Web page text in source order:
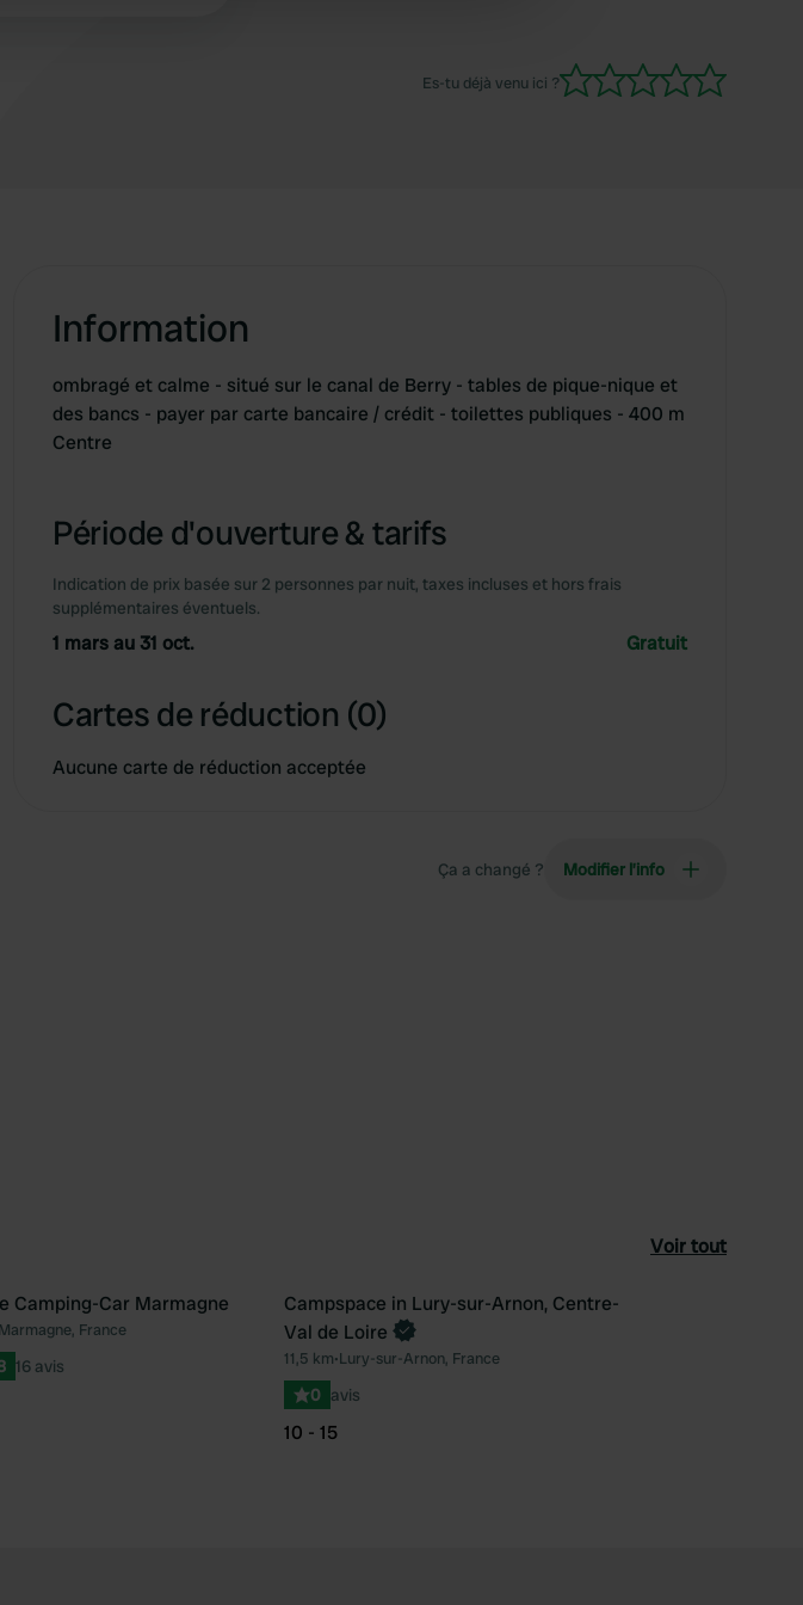
Es-tu déjà venu ici ?
Information
ombragé et calme - situé sur le canal de Berry - tables de pique-nique et
des bancs - payer par carte bancaire / crédit - toilettes publiques - 400 m
Centre
Période d'ouverture & tarifs
Indication de prix basée sur 2 personnes par nuit, taxes incluses et hors frais
supplémentaires éventuels.
1 mars au 31 oct. Gratuit
Cartes de réduction (0)
Aucune carte de réduction acceptée
Ça a changé ? Modifier l’info
Voir tout
Préféré
Camping-Car Marmagne
Marmagne, France
16 avis
Reserve maintenant
Campspace in Lury-sur-Arnon, Centre-
Val de Loire
11,5 km•Lury-sur-Arnon, France
0 avis
10 - 15